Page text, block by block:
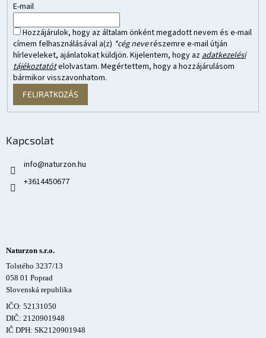
E-mail
Hozzájárulok, hogy az általam önként megadott nevem és e-mail
címem felhasználásával a(z) *cég neverészemre e-mail útján
hírleveleket, ajánlatokat küldjön. Kijelentem, hogy azadatkezelési
tájékoztatótelolvastam. Megértettem, hogy a hozzájárulásom
bármikor visszavonhatom.
FELIRATKOZÁS
Kapcsolat
info@naturzon.hu
+3614450677
Naturzon s.r.o.
Tolstého 3237/13
058 01 Poprad
Slovenská republika
IČO: 52131050
DIČ: 2120901948
IČ DPH: SK2120901948